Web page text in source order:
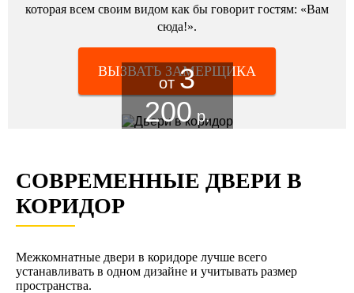
которая всем своим видом как бы говорит гостям: «Вам
сюда!».
ВЫЗВАТЬ ЗАМЕРЩИКА
от 3
200р.
СОВРЕМЕННЫЕ ДВЕРИ В
КОРИДОР
Межкомнатные двери в коридоре лучше всего
устанавливать в одном дизайне и учитывать размер
пространства.